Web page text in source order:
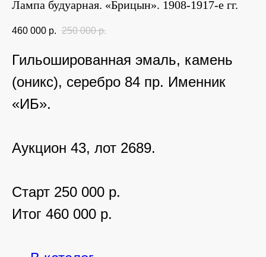
Лампа будуарная. «Брицын». 1908-1917-е гг.
460 000 р. 250 000 р.
Гильошированная эмаль, камень
(оникс), серебро 84 пр. Именник
«ИБ».
Аукцион 43, лот 2689.
Старт 250 000 р.
Итог 460 000 р.